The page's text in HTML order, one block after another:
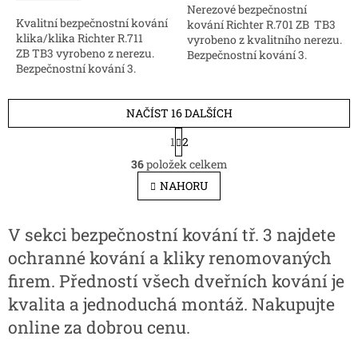
Kvalitní bezpečnostní kování
klika/klika Richter R.711
ZB TB3 vyrobeno z nerezu.
Bezpečnostní kování 3.
online za skvělé ceny.
5
hvězdiček.
Nerezové bezpečnostní
kování Richter R.701 ZB TB3
vyrobeno z kvalitního nerezu.
Bezpečnostní kování 3.
O
v
l
á
a
c
í
p
r
v
k
y
NAČÍST 16 DALŠÍCH
S
t
r
á
n
k
v
á
n
í
1 2
36položek celkem
NAHORU
V sekci bezpečnostní kování tř. 3 najdete
ochranné kování a kliky renomovaných
firem. Předností všech dveřních kování je
kvalita a jednoduchá montáž. Nakupujte
online za dobrou cenu.